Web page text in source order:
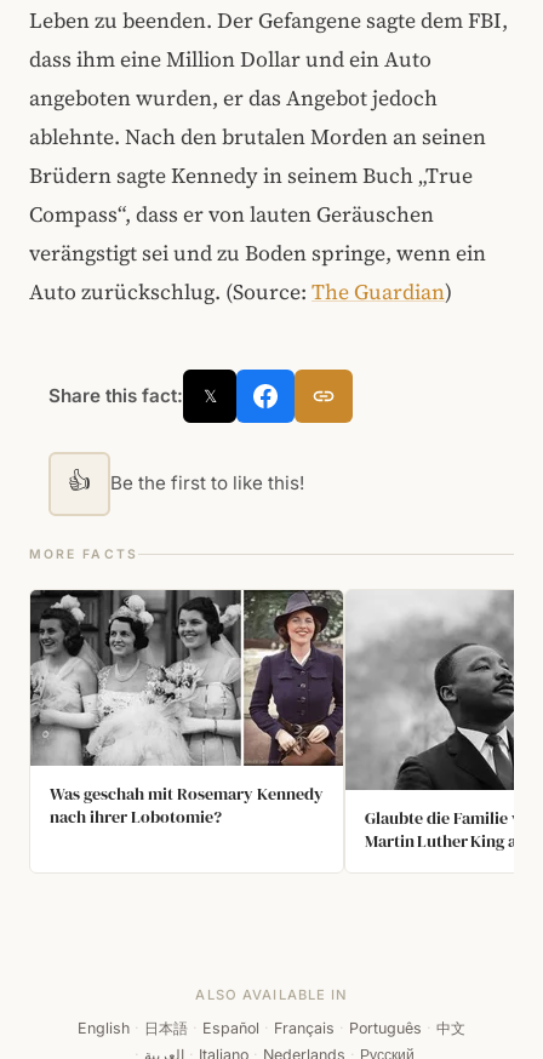
Leben zu beenden. Der Gefangene sagte dem FBI,
dass ihm eine Million Dollar und ein Auto
angeboten wurden, er das Angebot jedoch
ablehnte. Nach den brutalen Morden an seinen
Brüdern sagte Kennedy in seinem Buch „True
Compass“, dass er von lauten Geräuschen
verängstigt sei und zu Boden springe, wenn ein
Auto zurückschlug. (Source: The Guardian)
Share this fact: 𝕏
👍 Be the first to like this!
MORE FACTS
Was geschah mit Rosemary Kennedy
nach ihrer Lobotomie?
Glaubte die Familie von
Martin Luther King an
ALSO AVAILABLE IN
English · 日本語 · Español · Français · Português · 中文
· العربية · Italiano · Nederlands · Русский